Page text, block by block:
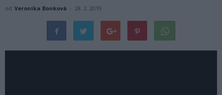
od Veronika Bonková - 28. 2. 2019